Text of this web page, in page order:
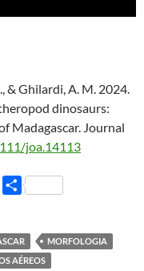
& Ghilardi, A. M. 2024.
dinosaurs:
Madagascar. Journal
joa.14113
S
r
e
MORFOLOGIA
AÉREOS